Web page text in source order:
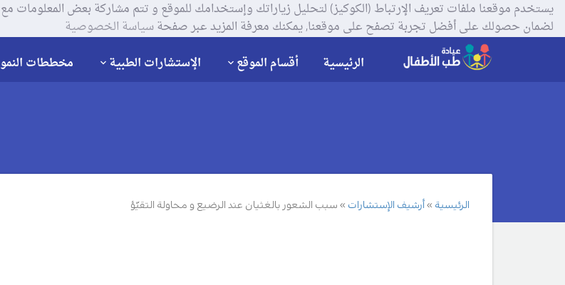
لضمان حصولك على أفضل تجربة تصفح على موقعنا, يمكنك معرفة المزيد عبر صفحةسياسة الخصوصية
الرئيسية أقسام الموقع الإستشارات الطبية مخططات النمو
الرئيسية أرشيف الإستشارات سبب الشعور بالغثيان عند الرضيع و محاولة التقيّؤ